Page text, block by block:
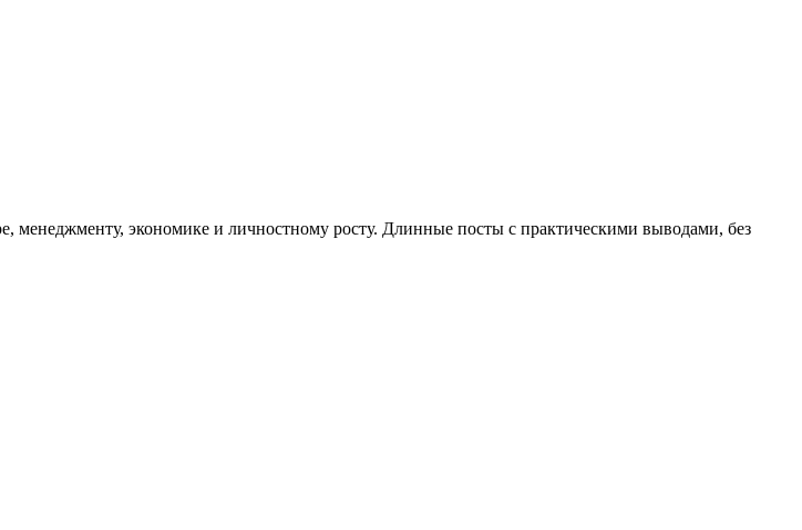
менеджменту, экономике и личностному росту. Длинные посты с практическими выводами, без